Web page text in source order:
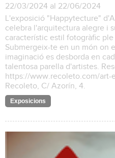
22/03/2024 al 22/06/2024
L'exposició "Happytecture"
celebra l'arquitectura alegre i
característic estil fotogràfic
Submergeix-te en un món on
imaginació es desborda en
talentosa parella d'artistes.
https://www.recoleto.com/art-
Recoleto, C/ Azorín, 4.
Exposicions